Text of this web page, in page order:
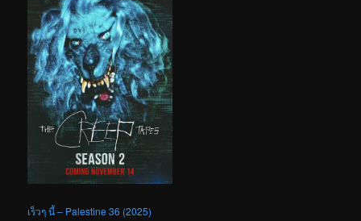
เร็วๆ นี้ – Palestine 36 (2025)